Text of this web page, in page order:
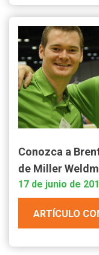
Conozca a
de Miller
17 de junio de
ARTÍCULO